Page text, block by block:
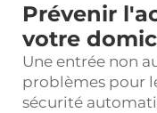
Prévenir
votre
Une entrée non
problèmes pour
sécurité